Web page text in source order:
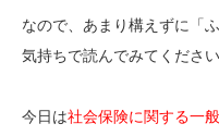
なので、あまり構えずに「
気持ちで読んでみてください
今日は社会保険に関する一